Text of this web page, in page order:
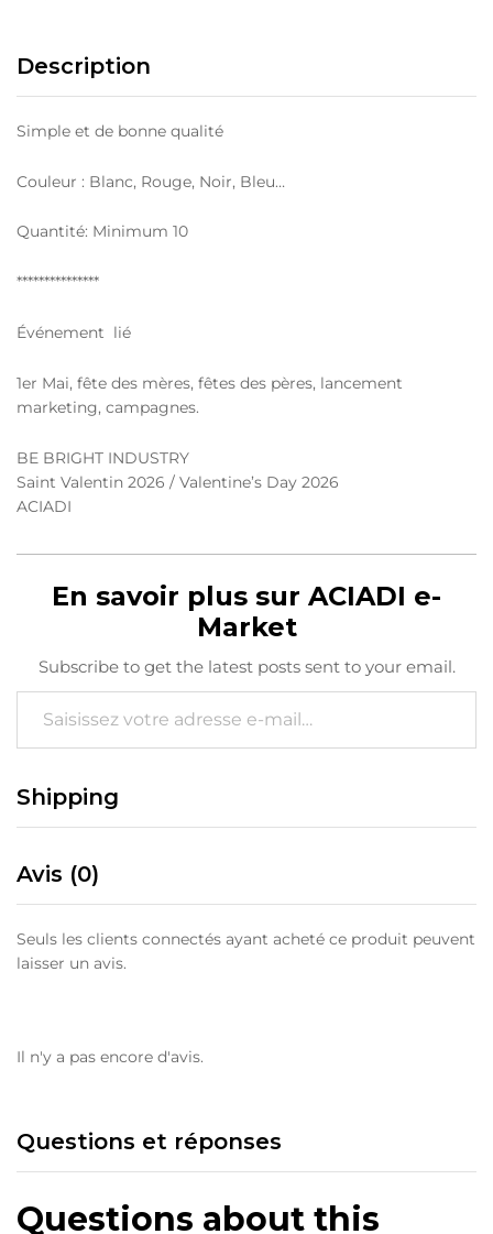
Description
Simple et de bonne qualité
Couleur : Blanc, Rouge, Noir, Bleu…
Quantité: Minimum 10
***************
Événement lié
1er Mai, fête des mères, fêtes des pères, lancement
marketing, campagnes.
BE BRIGHT INDUSTRY
Saint Valentin 2026 / Valentine’s Day 2026
ACIADI
En savoir plus sur ACIADI e-
Market
Subscribe to get the latest posts sent to your email.
Saisissez votre adresse e-mail…
Shipping
Avis (0)
Seuls les clients connectés ayant acheté ce produit peuvent
laisser un avis.
Il n'y a pas encore d'avis.
Questions et réponses
Questions about this